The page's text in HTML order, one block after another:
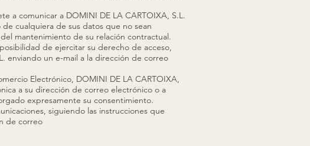
a comunicar a DOMINI DE LA CARTOIXA, S.L.
cualquiera de sus datos que no sean
mantenimiento de su relación contractual.
de ejercitar su derecho de acceso,
enviando un e-mail a la dirección de correo
Electrónico, DOMINI DE LA CARTOIXA,
a su dirección de correo electrónico o a
expresamente su consentimiento.
siguiendo las instrucciones que
de correo